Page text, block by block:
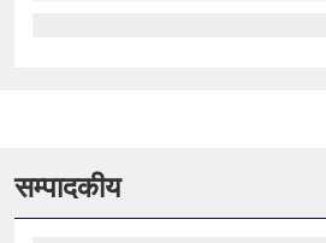
सम्पादकीय